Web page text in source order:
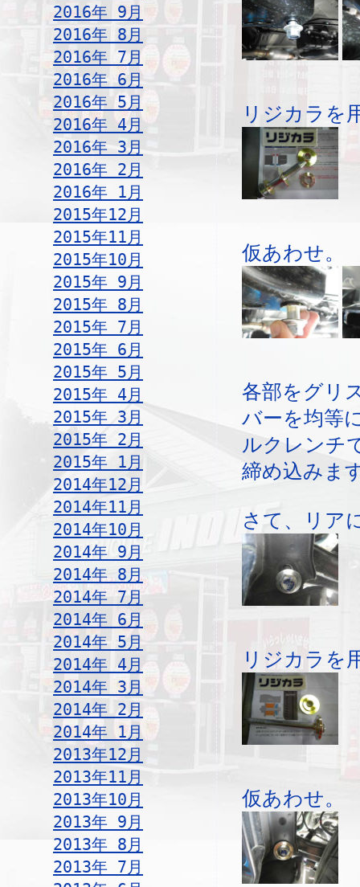
2016年 9月
2016年 8月
2016年 7月
2016年 6月
2016年 5月
2016年 4月
2016年 3月
2016年 2月
2016年 1月
2015年12月
2015年11月
2015年10月
2015年 9月
2015年 8月
2015年 7月
2015年 6月
2015年 5月
2015年 4月
2015年 3月
2015年 2月
2015年 1月
2014年12月
2014年11月
2014年10月
2014年 9月
2014年 8月
2014年 7月
2014年 6月
2014年 5月
2014年 4月
2014年 3月
2014年 2月
2014年 1月
2013年12月
2013年11月
2013年10月
2013年 9月
2013年 8月
2013年 7月
リジカラを
仮あわせ。
各部をグリ
バーを均等
ルクレンチ
締め込みま
さて、リア
リジカラを
仮あわせ。